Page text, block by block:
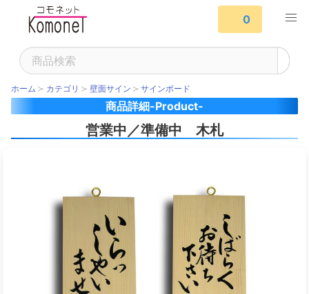
0
ホーム カテゴリ 壁面サイン サインボード
商品詳細-Product-
営業中／準備中 木札